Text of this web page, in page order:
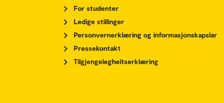
For studenter
Ledige stillinger
Personvernerklæring og informasjonskapslar
Pressekontakt
Tilgjengelegheitserklæring